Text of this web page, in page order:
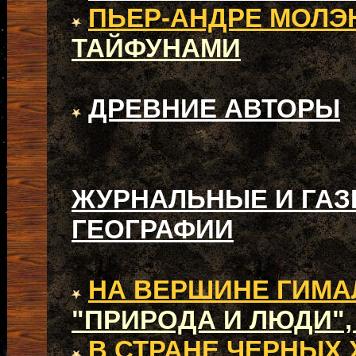
ПЬЕР-АНДРЕ
ТАЙФУНАМИ
ДРЕВНИЕ АВТОРЫ
ЖУРНАЛЬНЫЕ И
ГЕОГРАФИИ
НА ВЕРШИНЕ
"ПРИРОДА И ЛЮДИ",
В СТРАНЕ ЧЕРНЫХ